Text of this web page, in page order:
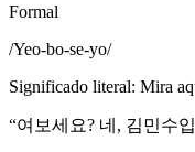
Formal
/Yeo-bo-se-yo/
Significado literal: Mira
“여보세요? 네, 김민수